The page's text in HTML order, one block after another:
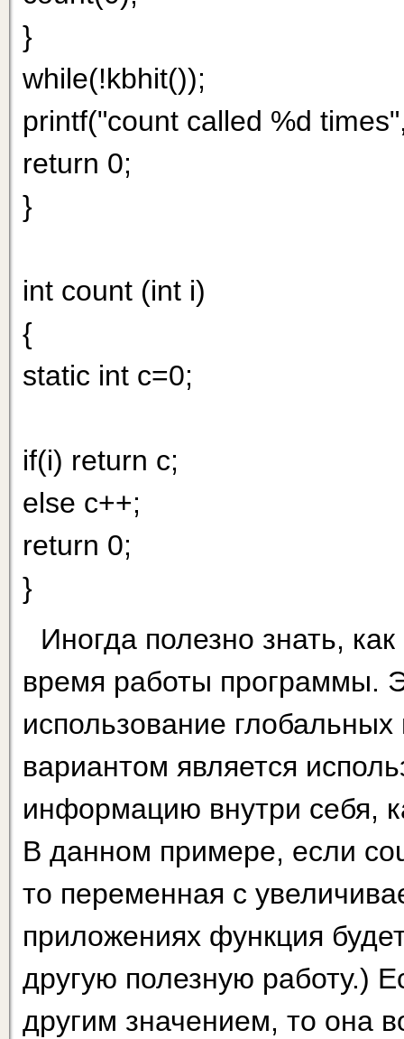
}
while(!kbhit());
printf("count called %d
return 0;
}
int count (int i)
{
static int c=0;
if(i) return c;
else c++;
return 0;
}
Иногда полезно знать,
время работы программы.
использование
вариантом является
информацию внутри себя,
В данном примере, если
то переменная с
приложениях функция
другую полезную работу.)
другим значением, то она